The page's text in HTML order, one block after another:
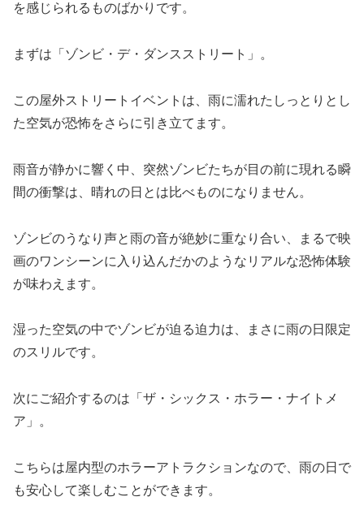
を感じられるものばかりです。
まずは「ゾンビ・デ・ダンスストリート」。
この屋外ストリートイベントは、雨に濡れたしっとりとし
た空気が恐怖をさらに引き立てます。
雨音が静かに響く中、突然ゾンビたちが目の前に現れる瞬
間の衝撃は、晴れの日とは比べものになりません。
ゾンビのうなり声と雨の音が絶妙に重なり合い、まるで映
画のワンシーンに入り込んだかのようなリアルな恐怖体験
が味わえます。
湿った空気の中でゾンビが迫る迫力は、まさに雨の日限定
のスリルです。
次にご紹介するのは「ザ・シックス・ホラー・ナイトメ
ア」。
こちらは屋内型のホラーアトラクションなので、雨の日で
も安心して楽しむことができます。